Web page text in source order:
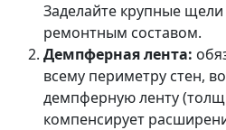
Заделайте крупные
ремонтным составом.
Демпферная лента:
всему периметру стен,
демпферную ленту
компенсирует